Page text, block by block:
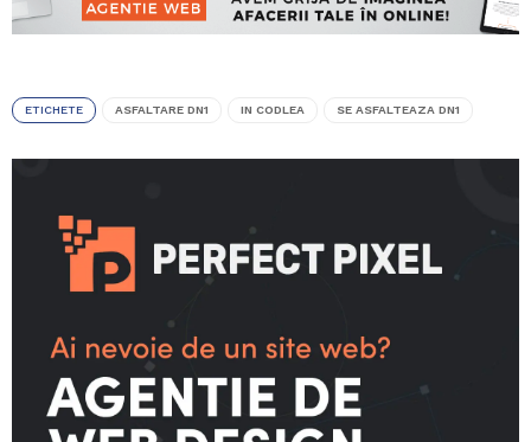
ETICHETE ASFALTARE DN1 IN CODLEA SE ASFALTEAZA DN1